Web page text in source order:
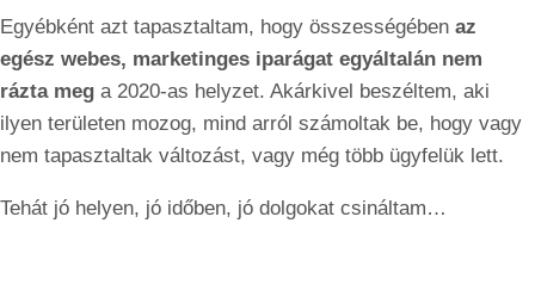
Egyébként azt tapasztaltam, hogy összességében az
egész webes, marketinges iparágat egyáltalán nem
rázta meg a 2020-as helyzet. Akárkivel beszéltem, aki
ilyen területen mozog, mind arról számoltak be, hogy vagy
nem tapasztaltak változást, vagy még több ügyfelük lett.
Tehát jó helyen, jó időben, jó dolgokat csináltam…